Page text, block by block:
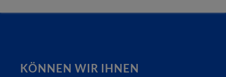
KÖNNEN WIR IHNEN